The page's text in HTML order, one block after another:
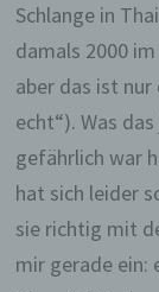
Schlange in
damals 2000
aber das ist nur
echt“). Was
gefährlich war
hat sich leider
sie richtig mit
mir gerade ein: